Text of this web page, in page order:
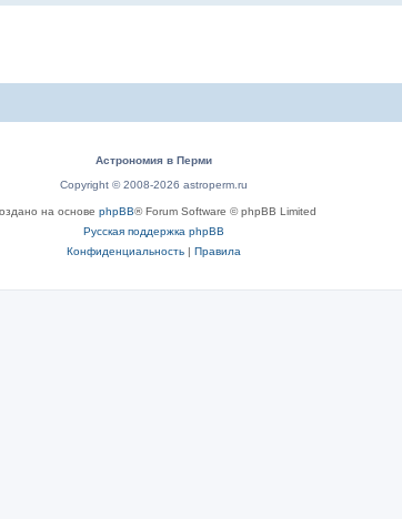
Астрономия в Перми
Copyright © 2008-2026 astroperm.ru
на основе phpBB® Forum Software © phpBB Limited
Русская поддержка phpBB
Конфиденциальность| Правила